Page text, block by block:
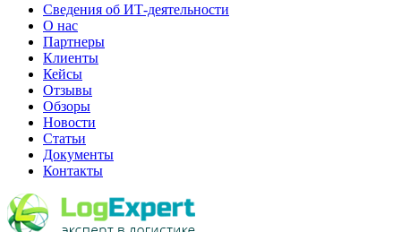
Сведения об ИТ-деятельности
О нас
Партнеры
Клиенты
Кейсы
Отзывы
Обзоры
Новости
Статьи
Документы
Контакты